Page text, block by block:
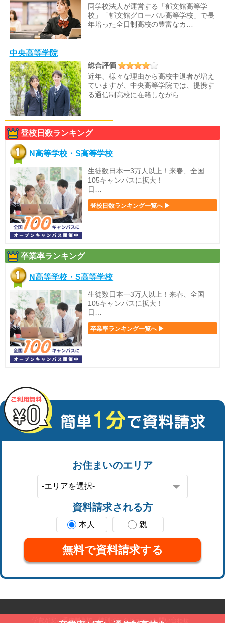
同学校法人が運営する「郁文館高等学
校」「郁文館グローバル高等学校」で長
年培った全日制高校の豊富なカ…
中央高等学院
総合評価
近年、様々な理由から高校中退者が増え
ていますが、中央高等学院では、提携す
る通信制高校に在籍しながら…
登校日数ランキング
N高等学校・S高等学校
生徒数日本一3万人以上！来春、全国
105キャンパスに拡大！
日…
登校日数ランキング一覧へ ▶
卒業率ランキング
N高等学校・S高等学校
生徒数日本一3万人以上！来春、全国
105キャンパスに拡大！
日…
卒業率ランキング一覧へ ▶
お住まいのエリア
資料請求される方
本人 親
無料で資料請求する
学費が安い通信制高校 特別インタビュー お問い合わせ